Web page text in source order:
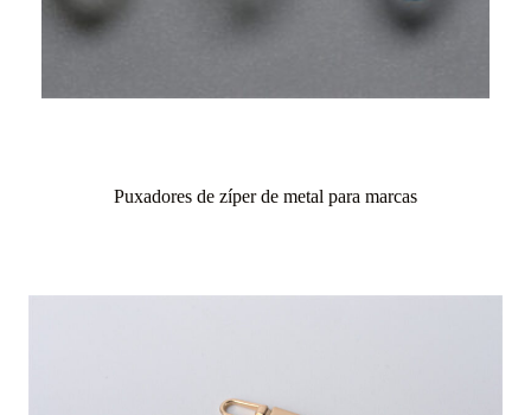
Puxadores de zíper de metal para marcas